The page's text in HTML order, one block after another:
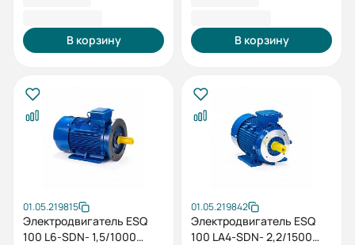
В корзину В корзину
01.05.219815
Электродвигатель ESQ
100 L6-SDN- 1,5/1000
01.05.219842
Электродвигатель ESQ
100 LA4-SDN- 2,2/1500